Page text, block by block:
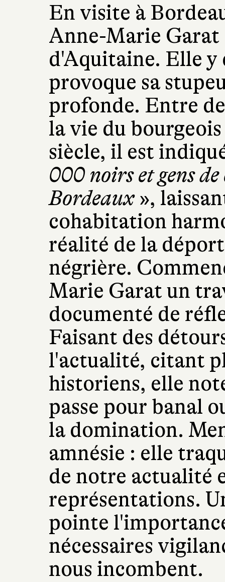
En visite à
Anne-Marie Garat
d'Aquitaine. Elle y
provoque sa
profonde. Entre
la vie du
siècle, il est
000 noirs et gens
Bordeaux »,
cohabitation
réalité de la
négrière.
Marie Garat un
documenté de
Faisant des
l'actualité, citant
historiens, elle
passe pour banal
la domination.
amnésie : elle
de notre actualité
représentations.
pointe
nécessaires
nous incombent.